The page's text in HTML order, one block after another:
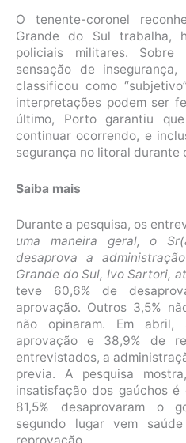
O tenente-coronel
Grande do Sul trabalha,
policiais militares.
sensação de
classificou como
interpretações podem ser
último, Porto garantiu
continuar ocorrendo, e
segurança no litoral durante
Saiba mais
Durante a pesquisa, os
uma maneira geral, o
desaprova a
Grande do Sul, Ivo Sartori,
teve 60,6% de
aprovação. Outros 3,5%
não opinaram. Em
aprovação e 38,9% de
entrevistados, a
previa. A pesquisa
insatisfação dos gaúchos
81,5% desaprovaram o
segundo lugar vem